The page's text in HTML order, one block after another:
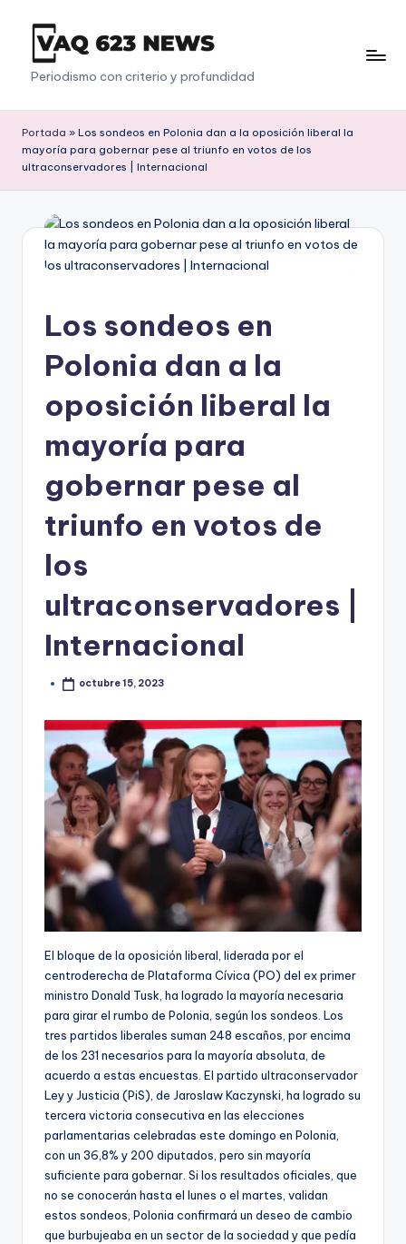
Saltar
contenido
V
a
q
6
2
3
Periodismo con criterio y profundidad
Portada » Los sondeos en Polonia dan a la oposición liberal la
mayoría para gobernar pese al triunfo en votos de los
ultraconservadores | Internacional
Los sondeos en
Polonia dan a la
oposición liberal la
mayoría para
gobernar pese al
triunfo en votos de
los
ultraconservadores |
Internacional
octubre 15, 2023
El bloque de la oposición liberal, liderada por el
centroderecha de Plataforma Cívica (PO) del ex primer
ministro Donald Tusk, ha logrado la mayoría necesaria
para girar el rumbo de Polonia, según los sondeos. Los
tres partidos liberales suman 248 escaños, por encima
de los 231 necesarios para la mayoría absoluta, de
acuerdo a estas encuestas. El partido ultraconservador
Ley y Justicia (PiS), de Jaroslaw Kaczynski, ha logrado su
tercera victoria consecutiva en las elecciones
parlamentarias celebradas este domingo en Polonia,
con un 36,8% y 200 diputados, pero sin mayoría
suficiente para gobernar. Si los resultados oficiales, que
no se conocerán hasta el lunes o el martes, validan
estos sondeos, Polonia confirmará un deseo de cambio
que burbujeaba en un sector de la sociedad y que pedía